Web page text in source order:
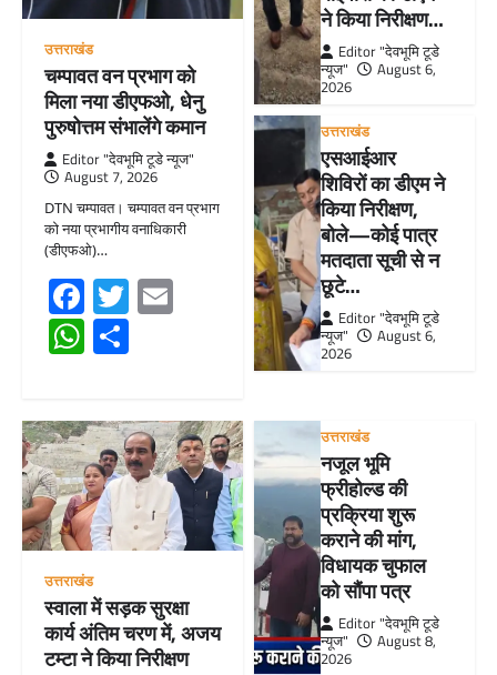
उत्तराखंड
चम्पावत वन प्रभाग को
मिला नया डीएफओ, धेनु
पुरुषोत्तम संभालेंगे कमान
Editor "देवभूमि टूडे न्यूज"
August 7, 2026
DTN चम्पावत। चम्पावत वन प्रभाग
को नया प्रभागीय वनाधिकारी
(डीएफओ)…
Facebook
TwitterEmail
WhatsApp
ने किया निरीक्षण…
Editor "देवभूमि टूडे
न्यूज"
August 6,
2026
उत्तराखंड
एसआईआर
शिविरों का डीएम ने
किया निरीक्षण,
बोले—कोई पात्र
मतदाता सूची से न
छूटे…
Editor "देवभूमि टूडे
न्यूज"
August 6,
2026
उत्तराखंड
स्वाला में सड़क सुरक्षा
कार्य अंतिम चरण में, अजय
टम्टा ने किया निरीक्षण
उत्तराखंड
नजूल भूमि
फ्रीहोल्ड की
प्रक्रिया शुरू
कराने की मांग,
विधायक चुफाल
को सौंपा पत्र
Editor "देवभूमि टूडे
न्यूज"
August 8,
2026